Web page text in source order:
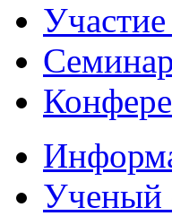
Ученый